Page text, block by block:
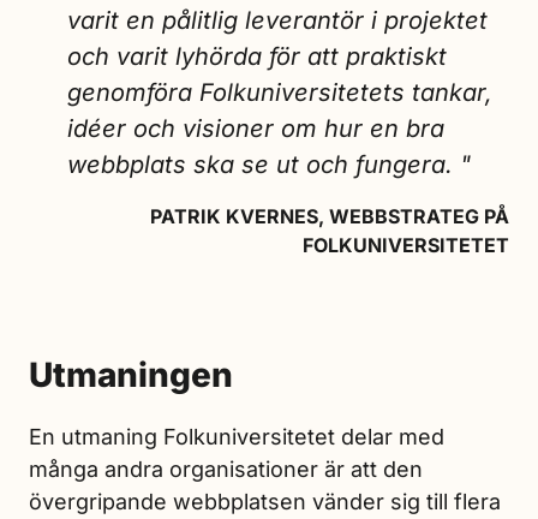
varit en pålitlig leverantör i projektet
och varit lyhörda för att praktiskt
genomföra Folkuniversitetets tankar,
idéer och visioner om hur en bra
webbplats ska se ut och fungera. "
PATRIK KVERNES, WEBBSTRATEG PÅ
FOLKUNIVERSITETET
Utmaningen
En utmaning Folkuniversitetet delar med
många andra organisationer är att den
övergripande webbplatsen vänder sig till flera